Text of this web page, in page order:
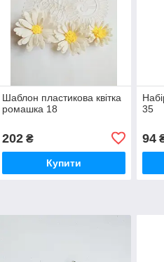
Шаблон пластикова квітка
ромашка 18
202₴
Купити
35
94